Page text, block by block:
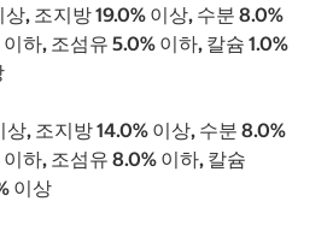
, 조지방 19.0% 이상, 수분 8.0%
하, 조섬유 5.0% 이하, 칼슘 1.0%
, 조지방 14.0% 이상, 수분 8.0%
하, 조섬유 8.0% 이하, 칼슘
이상